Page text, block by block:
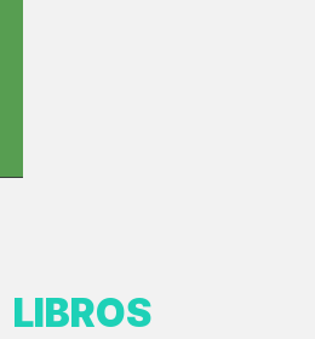
LIBROS